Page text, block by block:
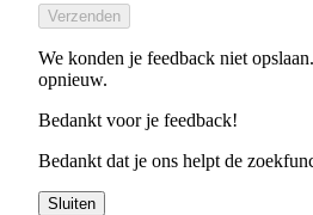
Verzenden
We konden je feedback niet
opnieuw.
Bedankt voor je feedback!
Bedankt dat je ons helpt de
Sluiten